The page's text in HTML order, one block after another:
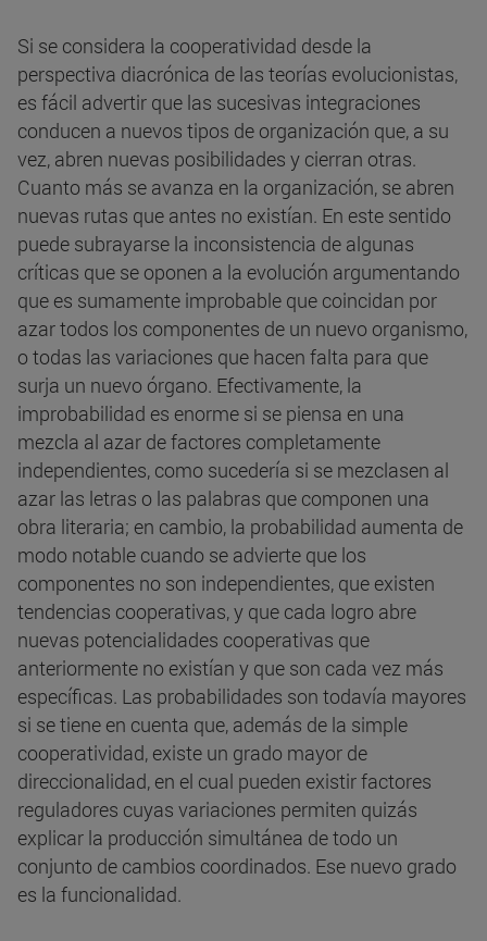
Si se considera la cooperatividad desde la
perspectiva diacrónica de las teorías evolucionistas,
es fácil advertir que las sucesivas integraciones
conducen a nuevos tipos de organización que, a su
vez, abren nuevas posibilidades y cierran otras.
Cuanto más se avanza en la organización, se abren
nuevas rutas que antes no existían. En este sentido
puede subrayarse la inconsistencia de algunas
críticas que se oponen a la evolución argumentando
que es sumamente improbable que coincidan por
azar todos los componentes de un nuevo organismo,
o todas las variaciones que hacen falta para que
surja un nuevo órgano. Efectivamente, la
improbabilidad es enorme si se piensa en una
mezcla al azar de factores completamente
independientes, como sucedería si se mezclasen al
azar las letras o las palabras que componen una
obra literaria; en cambio, la probabilidad aumenta de
modo notable cuando se advierte que los
componentes no son independientes, que existen
tendencias cooperativas, y que cada logro abre
nuevas potencialidades cooperativas que
anteriormente no existían y que son cada vez más
específicas. Las probabilidades son todavía mayores
si se tiene en cuenta que, además de la simple
cooperatividad, existe un grado mayor de
direccionalidad, en el cual pueden existir factores
reguladores cuyas variaciones permiten quizás
explicar la producción simultánea de todo un
conjunto de cambios coordinados. Ese nuevo grado
es la funcionalidad.